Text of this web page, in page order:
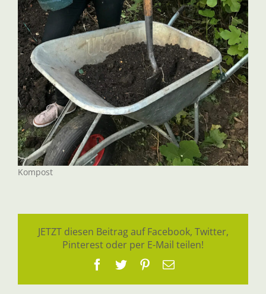
Kompost
JETZT diesen Beitrag auf Facebook, Twitter,
Pinterest oder per E-Mail teilen!
Facebook
TwitterPinterest
E-